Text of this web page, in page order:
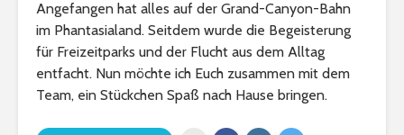
Angefangen hat alles auf der Grand-Canyon-Bahn
im Phantasialand. Seitdem wurde die Begeisterung
für Freizeitparks und der Flucht aus dem Alltag
entfacht. Nun möchte ich Euch zusammen mit dem
Team, ein Stückchen Spaß nach Hause bringen.